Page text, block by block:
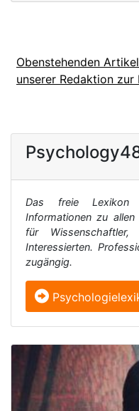
Obenstehenden
unserer Redaktion
Das freie Lexikon
Informationen zu
für
Interessierten.
zugängig.